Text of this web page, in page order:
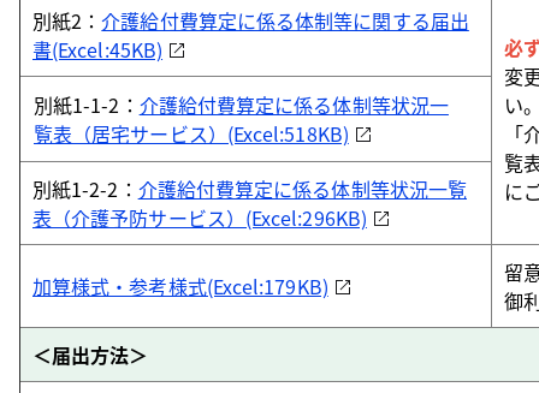
別紙2：介護給付費算定に係る体制等に関する届出
書(Excel:45KB)
必
変
い
覧
に
別紙1-1-2： 介護給付費算定に係る体制等状況一
覧表（居宅サービス）(Excel:518KB)
別紙1-2-2： 介護給付費算定に係る体制等状況一覧
表（介護予防サービス）(Excel:296KB)
加算様式・参考様式(Excel:179KB)
留
御
＜届出方法＞